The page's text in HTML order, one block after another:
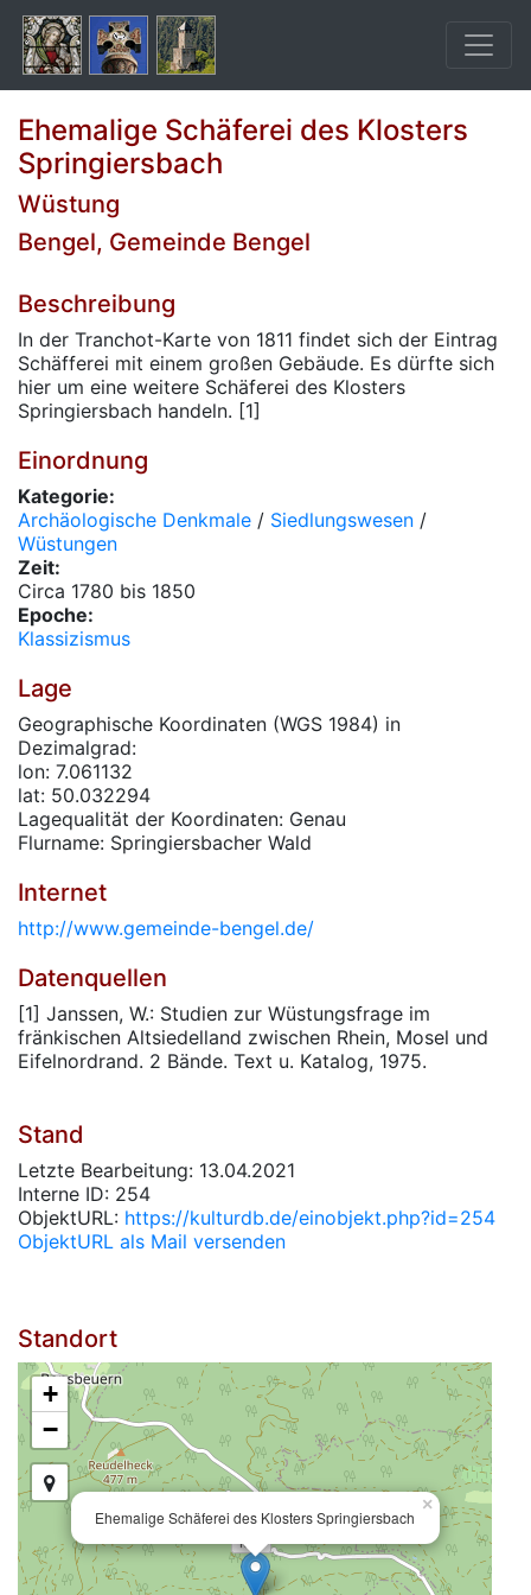
Ehemalige Schäferei des Klosters
Springiersbach
Wüstung
Bengel, Gemeinde Bengel
Beschreibung
In der Tranchot-Karte von 1811 findet sich der Eintrag
Schäfferei mit einem großen Gebäude. Es dürfte sich
hier um eine weitere Schäferei des Klosters
Springiersbach handeln. [1]
Einordnung
Kategorie:
Archäologische Denkmale / Siedlungswesen /
Wüstungen
Zeit:
Circa 1780 bis 1850
Epoche:
Klassizismus
Lage
Geographische Koordinaten (WGS 1984) in
Dezimalgrad:
lon: 7.061132
lat: 50.032294
Lagequalität der Koordinaten: Genau
Flurname: Springiersbacher Wald
Internet
http://www.gemeinde-bengel.de/
Datenquellen
[1] Janssen, W.: Studien zur Wüstungsfrage im
fränkischen Altsiedelland zwischen Rhein, Mosel und
Eifelnordrand. 2 Bände. Text u. Katalog, 1975.
Stand
Letzte Bearbeitung: 13.04.2021
Interne ID: 254
ObjektURL: https://kulturdb.de/einobjekt.php?id=254
ObjektURL als Mail versenden
Standort
Ehemalige Schäferei des Klosters Springiersbach
×
+
−